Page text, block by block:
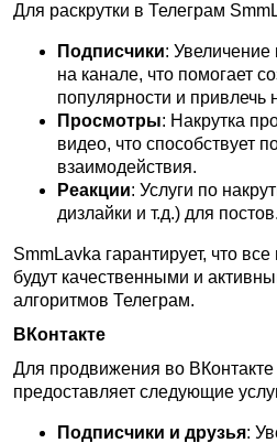
Для раскрутки в Телеграм
Подписчики: Увеличение
на канале, что помогает
популярности и привлечь
Просмотры: Накрутка
видео, что способствует
взаимодействия.
Реакции: Услуги по
дизлайки и т.д.) для постов.
SmmLavka гарантирует, что
будут качественными и
алгоритмов Телеграм.
ВКонтакте
Для продвижения во
предоставляет следующие
Подписчики и друзья: